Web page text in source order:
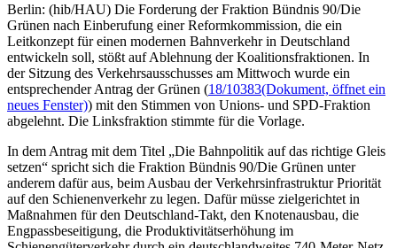
Berlin: (hib/HAU) Die Forderung der Fraktion Bündnis 90/Die
Grünen nach Einberufung einer Reformkommission, die ein
Leitkonzept für einen modernen Bahnverkehr in Deutschland
entwickeln soll, stößt auf Ablehnung der Koalitionsfraktionen. In
der Sitzung des Verkehrsausschusses am Mittwoch wurde ein
entsprechender Antrag der Grünen (18/10383(Dokument, öffnet ein
neues Fenster)) mit den Stimmen von Unions- und SPD-Fraktion
abgelehnt. Die Linksfraktion stimmte für die Vorlage.
In dem Antrag mit dem Titel „Die Bahnpolitik auf das richtige Gleis
setzen“ spricht sich die Fraktion Bündnis 90/Die Grünen unter
anderem dafür aus, beim Ausbau der Verkehrsinfrastruktur Priorität
auf den Schienenverkehr zu legen. Dafür müsse zielgerichtet in
Maßnahmen für den Deutschland-Takt, den Knotenausbau, die
Engpassbeseitigung, die Produktivitätserhöhung im